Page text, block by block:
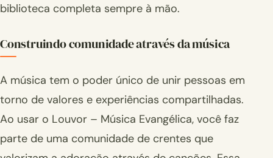
biblioteca completa sempre à mão.
Construindo comunidade através da música
A música tem o poder único de unir pessoas em
torno de valores e experiências compartilhadas.
Ao usar o Louvor – Música Evangélica, você faz
parte de uma comunidade de crentes que